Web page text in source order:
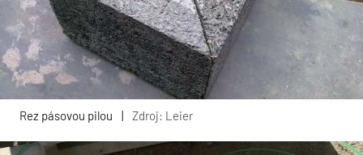
Rez pásovou pilou | Zdroj: Leier